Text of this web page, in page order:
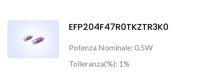
EFP204F47R0TKZTR3K0
Potenza Nominale: 0.5W
Tolleranza(%): 1%